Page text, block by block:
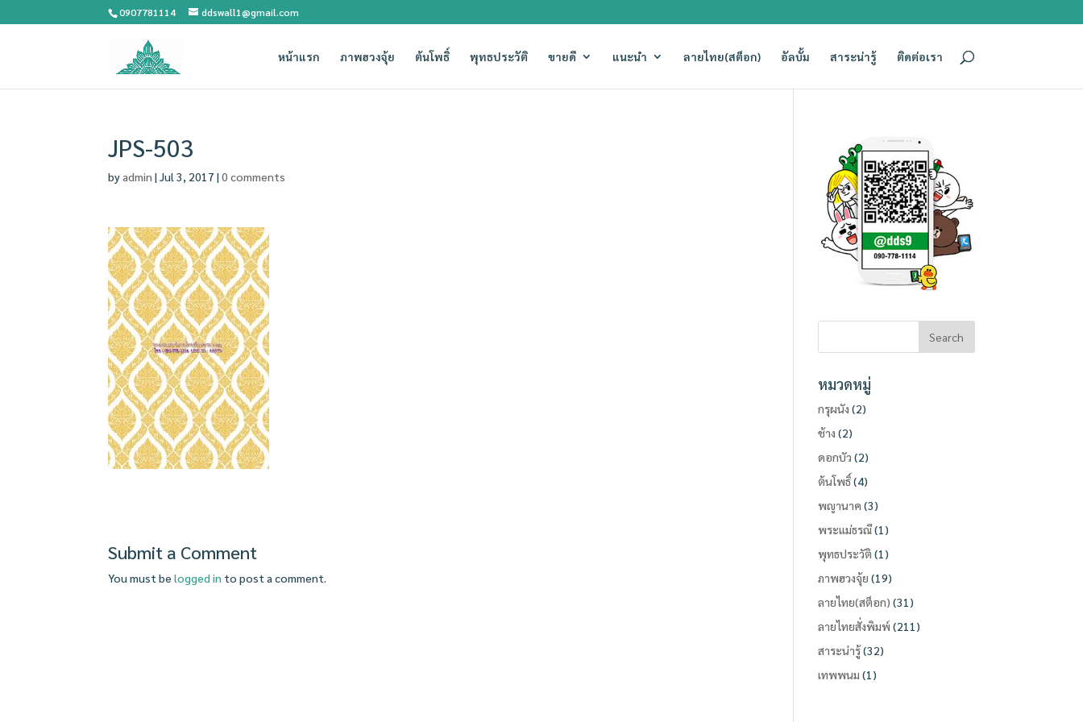
0907781114 ddswall1@gmail.com
หน้าแรก ภาพฮวงจุ้ย ต้นโพธิ์ พุทธประวัติ ขายดี แนะนำ ลายไทย(สต็อก) อัลบั้ม สาระน่ารู้ ติดต่อเรา
JPS-503
byadmin |Jul 3, 2017 |0 comments
Submit a Comment
You must belogged in to post a comment.
หมวดหมู่
กรุผนัง (2)
ช้าง (2)
ดอกบัว (2)
ต้นโพธิ์(4)
พญานาค (3)
พระแม่ธรณี(1)
พุทธประวัติ (1)
ภาพฮวงจุ้ย (19)
ลายไทย(สต็อก) (31)
ลายไทยสั่งพิมพ์ (211)
สาระน่ารู้(32)
เทพพนม (1)